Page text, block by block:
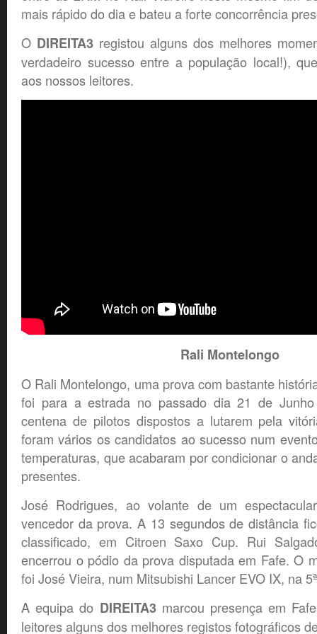
mais rápido do dia e bateu a forte concorrência
O DIREITA3 registou alguns dos melhores
verdadeiro sucesso entre a população local!),
aos nossos leitores.
Rali Montelongo
O Rali Montelongo, uma prova com bastante
foi para a estrada no passado dia 21 de
centena de pilotos dispostos a lutarem pela
foram vários os candidatos ao sucesso num
temperaturas, que acabaram por condicionar o
presentes.
José Rodrigues, ao volante de um
vencedor da prova. A 13 segundos de distância
classificado, em Citroen Saxo Cup. Rui
encerrou o pódio da prova disputada em Fafe. O
foi José Vieira, num Mitsubishi Lancer EVO IX, na
A equipa do DIREITA3marcou presença em
leitores alguns dos melhores registos fotográficos